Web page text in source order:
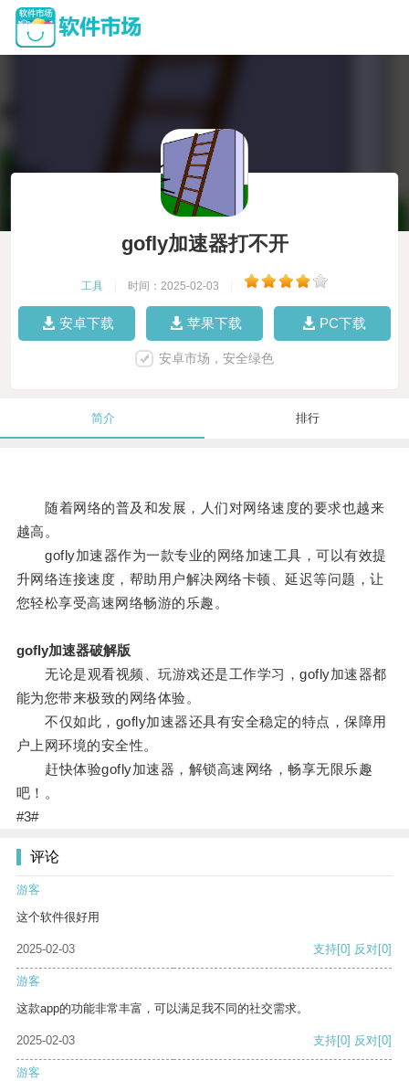
gofly加速器打不开
工具 时间：2025-02-03
安卓下载 苹果下载 PC下载
安卓市场，安全绿色
简介 排行
随着网络的普及和发展，人们对网络速度的要求也越来
越高。
gofly加速器作为一款专业的网络加速工具，可以有效提
升网络连接速度，帮助用户解决网络卡顿、延迟等问题，让
您轻松享受高速网络畅游的乐趣。
gofly加速器破解版
无论是观看视频、玩游戏还是工作学习，gofly加速器都
能为您带来极致的网络体验。
不仅如此，gofly加速器还具有安全稳定的特点，保障用
户上网环境的安全性。
赶快体验gofly加速器，解锁高速网络，畅享无限乐趣
吧！。
#3#
评论
游客
这个软件很好用
2025-02-03 支持[0] 反对[0]
游客
这款app的功能非常丰富，可以满足我不同的社交需求。
2025-02-03 支持[0] 反对[0]
游客